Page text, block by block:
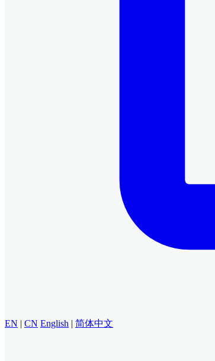
EN | CN English | 简体中文